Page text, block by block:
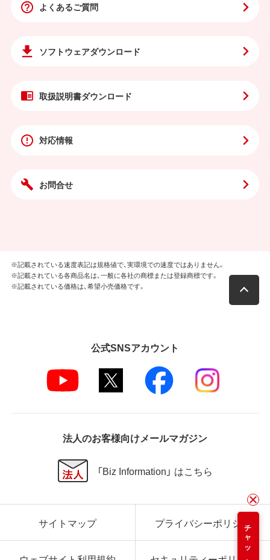
よくあるご質問
ソフトウェアダウンロード
取扱説明書ダウンロード
対応情報
お問合せ
チャット
※記載されている速度表記は規格値で、実環境での速度ではありません。
※記載されている各商品名は、一般に各社の商標または登録商標です。
※記載されている価格は、希望小売価格です。
公式SNSアカウント
法人のお客様向けメールマガジン
「Biz Information」 はこちら
サイトマップ プライバシーポリシー